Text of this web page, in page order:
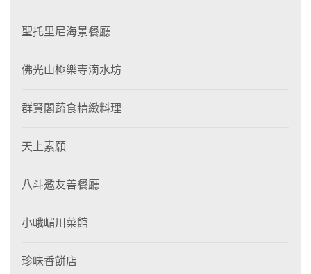
聖托里尼海景餐廳
佛光山極樂寺滴水坊
群賢閣蔬食精緻料理
天上素願
八斗邀友善餐廳
小峨嵋川菜館
珍味香餅店